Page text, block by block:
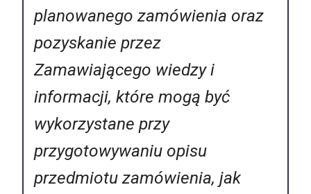
planowanego zamówienia oraz
pozyskanie przez
Zamawiającego wiedzy i
informacji, które mogą być
wykorzystane przy
przygotowywaniu opisu
przedmiotu zamówienia, jak